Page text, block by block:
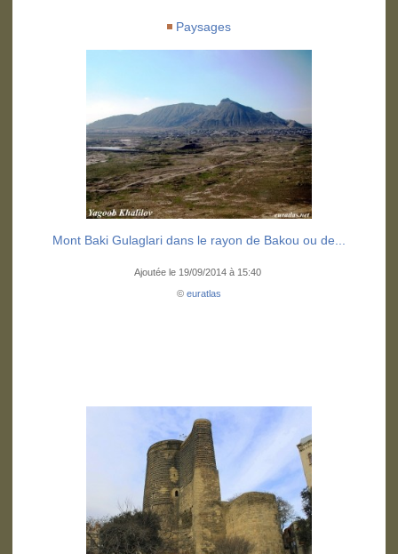
Paysages
Mont Baki Gulaglari dans le rayon de Bakou ou de...
Ajoutée le 19/09/2014 à 15:40
© euratlas